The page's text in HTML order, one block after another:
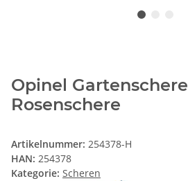
Opinel Gartenschere
Rosenschere
Artikelnummer: 254378-H
HAN: 254378
Kategorie: Scheren